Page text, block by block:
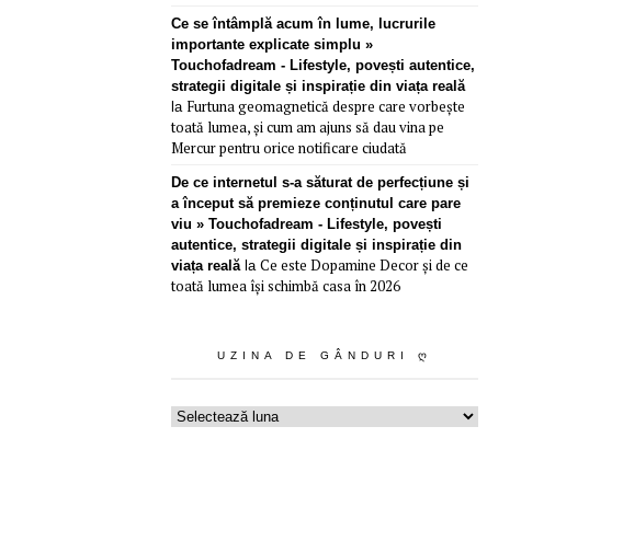
Ce se întâmplă acum în lume, lucrurile
importante explicate simplu »
Touchofadream - Lifestyle, povești autentice,
strategii digitale și inspirație din viața reală
la Furtuna geomagnetică despre care vorbește
toată lumea, și cum am ajuns să dau vina pe
Mercur pentru orice notificare ciudată
De ce internetul s-a săturat de perfecțiune și
a început să premieze conținutul care pare
viu » Touchofadream - Lifestyle, povești
autentice, strategii digitale și inspirație din
viața reală la Ce este Dopamine Decor și de ce
toată lumea își schimbă casa în 2026
UZINA DE GÂNDURI Ღ
Uzina